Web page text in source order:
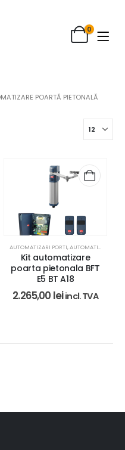
0
POARTĂ PIETONALĂ
,REZIDENTIAL
AUTOMATIZARI PORTI,AUTOMATIZARI PORTI BFT
Kit automatizare
poarta pietonala BFT
E5 BT A18
2.265,00 leiincl. TVA